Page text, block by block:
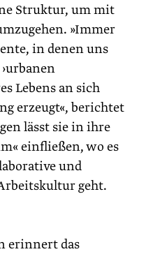
Struktur, um mit
»Immer
in denen uns
Lebens an sich
erzeugt«, berichtet
lässt sie in ihre
einfließen, wo es
und
geht.
erinnert das